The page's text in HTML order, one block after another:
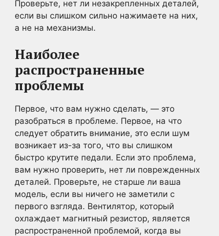
Проверьте, нет ли незакрепленных деталей,
если вы слишком сильно нажимаете на них,
а не на механизмы.
Наиболее
распространенные
проблемы
Первое, что вам нужно сделать, — это
разобраться в проблеме. Первое, на что
следует обратить внимание, это если шум
возникает из-за того, что вы слишком
быстро крутите педали. Если это проблема,
вам нужно проверить, нет ли поврежденных
деталей. Проверьте, не старше ли ваша
модель, если вы ничего не заметили с
первого взгляда. Вентилятор, который
охлаждает магнитный резистор, является
распространенной проблемой, когда вы